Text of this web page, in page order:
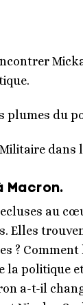
du
dans
Macron.
au
Elles
?
la politique
a-t-il